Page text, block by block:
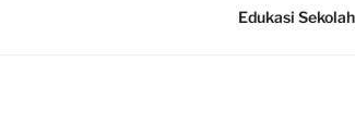
Edukasi Sekolah